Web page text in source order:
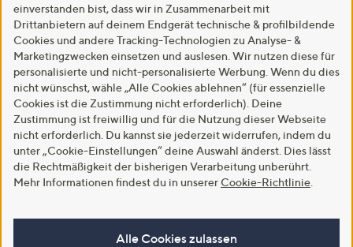
einverstanden bist, dass wir in Zusammenarbeit mit
Drittanbietern auf deinem Endgerät technische & profilbildende
Cookies und andere Tracking-Technologien zu Analyse- &
Marketingzwecken einsetzen und auslesen. Wir nutzen diese für
personalisierte und nicht-personalisierte Werbung. Wenn du dies
nicht wünschst, wähle „Alle Cookies ablehnen“ (für essenzielle
Cookies ist die Zustimmung nicht erforderlich). Deine
Zustimmung ist freiwillig und für die Nutzung dieser Webseite
nicht erforderlich. Du kannst sie jederzeit widerrufen, indem du
unter „Cookie-Einstellungen“ deine Auswahl änderst. Dies lässt
die Rechtmäßigkeit der bisherigen Verarbeitung unberührt.
Mehr Informationen findest du in unserer Cookie-Richtlinie
Alle Cookies zulassen